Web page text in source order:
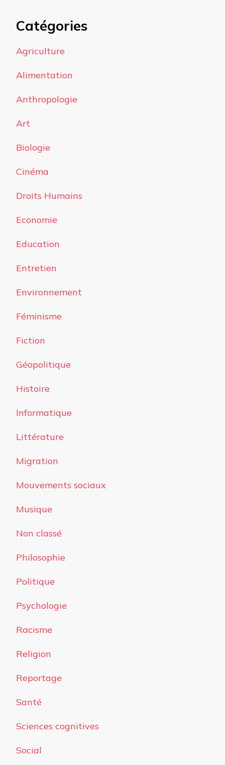
Catégories
Agriculture
Alimentation
Anthropologie
Art
Biologie
Cinéma
Droits Humains
Economie
Education
Entretien
Environnement
Féminisme
Fiction
Géopolitique
Histoire
Informatique
Littérature
Migration
Mouvements sociaux
Musique
Non classé
Philosophie
Politique
Psychologie
Racisme
Religion
Reportage
Santé
Sciences cognitives
Social